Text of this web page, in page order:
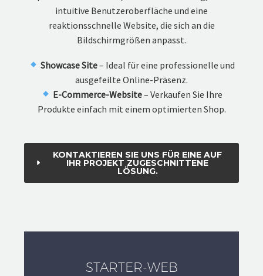
intuitive Benutzeroberfläche und eine
reaktionsschnelle Website, die sich an die
Bildschirmgrößen anpasst.
Showcase Site– Ideal für eine professionelle und
ausgefeilte Online-Präsenz.
E-Commerce-Website– Verkaufen Sie Ihre
Produkte einfach mit einem optimierten Shop.
KONTAKTIEREN SIE UNS FÜR EINE AUF
IHR PROJEKT ZUGESCHNITTENE
LÖSUNG.
STARTER-WEB